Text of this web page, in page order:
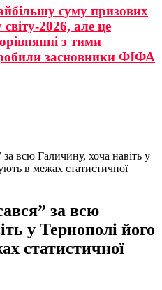
суму призових
світу-2026, але це
з тими
засновники ФІФА
всю Галичину, хоча навіть у
в межах статистичної
за всю
у Тернополі його
статистичної